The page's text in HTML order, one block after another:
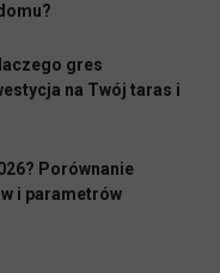
gres
na Twój taras i
Porównanie
i parametrów